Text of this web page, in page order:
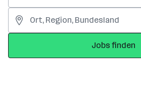
Jobs finden